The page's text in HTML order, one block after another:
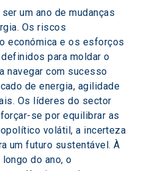
um ano de mudanças
Os riscos
económica e os esforços
para moldar o
navegar com sucesso
de energia, agilidade
Os líderes do sector
se por equilibrar as
volátil, a incerteza
um futuro sustentável. À
do ano, o